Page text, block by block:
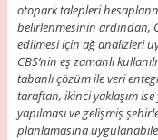
otopark talepleri
belirlenmesinin ardından,
edilmesi için ağ analizleri
CBS’nin eş zamanlı
tabanlı çözüm ile veri
taraftan, ikinci yaklaşım
yapılması ve gelişmiş
planlamasına